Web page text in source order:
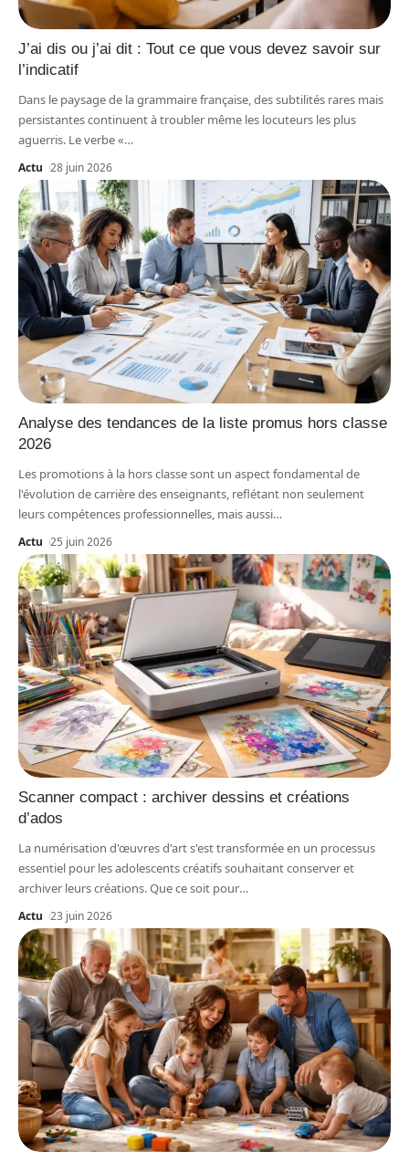
J’ai dis ou j’ai dit : Tout ce que vous devez savoir sur
l’indicatif
Dans le paysage de la grammaire française, des subtilités rares mais
persistantes continuent à troubler même les locuteurs les plus
aguerris. Le verbe «…
Actu 28 juin 2026
Analyse des tendances de la liste promus hors classe
2026
Les promotions à la hors classe sont un aspect fondamental de
l'évolution de carrière des enseignants, reflétant non seulement
leurs compétences professionnelles, mais aussi…
Actu 25 juin 2026
Scanner compact : archiver dessins et créations
d’ados
La numérisation d'œuvres d'art s'est transformée en un processus
essentiel pour les adolescents créatifs souhaitant conserver et
archiver leurs créations. Que ce soit pour…
Actu 23 juin 2026